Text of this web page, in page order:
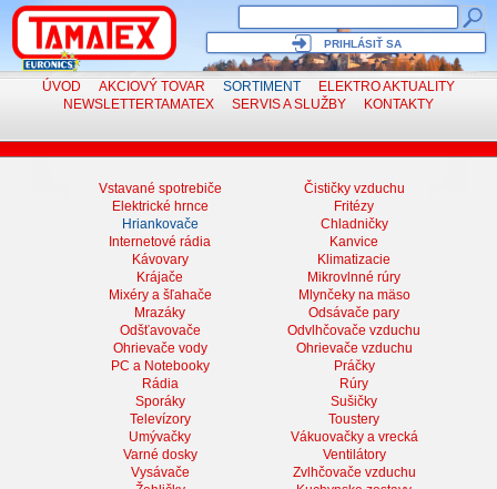
PRIHLÁSIŤ SA
ÚVOD AKCIOVÝ TOVAR SORTIMENT ELEKTROAKTUALITY
NEWSLETTERTAMATEX SERVISA SLUŽBY KONTAKTY
Vstavané spotrebiče
Čističky vzduchu
Elektrické hrnce
Fritézy
Hriankovače
Chladničky
Internetové rádia
Kanvice
Kávovary
Klimatizacie
Krájače
Mikrovlnné rúry
Mixéry a šľahače
Mlynčeky na mäso
Mrazáky
Odsávače pary
Odšťavovače
Odvlhčovače vzduchu
Ohrievače vody
Ohrievače vzduchu
PC a Notebooky
Práčky
Rádia
Rúry
Sporáky
Sušičky
Televízory
Toustery
Umývačky
Vákuovačky a vrecká
Varné dosky
Ventilátory
Vysávače
Zvlhčovače vzduchu